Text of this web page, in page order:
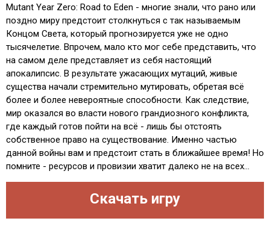
Mutant Year Zero: Road to Eden - многие знали, что рано или
поздно миру предстоит столкнуться с так называемым
Концом Света, который прогнозируется уже не одно
тысячелетие. Впрочем, мало кто мог себе представить, что
на самом деле представляет из себя настоящий
апокалипсис. В результате ужасающих мутаций, живые
существа начали стремительно мутировать, обретая всё
более и более невероятные способности. Как следствие,
мир оказался во власти нового грандиозного конфликта,
где каждый готов пойти на всё - лишь бы отстоять
собственное право на существование. Именно частью
данной войны вам и предстоит стать в ближайшее время! Но
помните - ресурсов и провизии хватит далеко не на всех...
Скачать игру